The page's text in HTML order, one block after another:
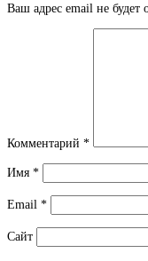
Ваш адрес email не будет
Комментарий *
Имя *
Email *
Сайт